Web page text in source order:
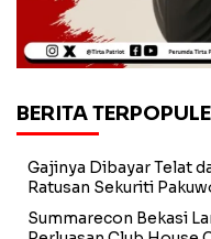
BERITA
Gajinya Dibayar Telat
Ratusan Sekuriti
Summarecon Bekasi